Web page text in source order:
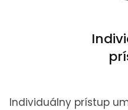
Individuálny prístup